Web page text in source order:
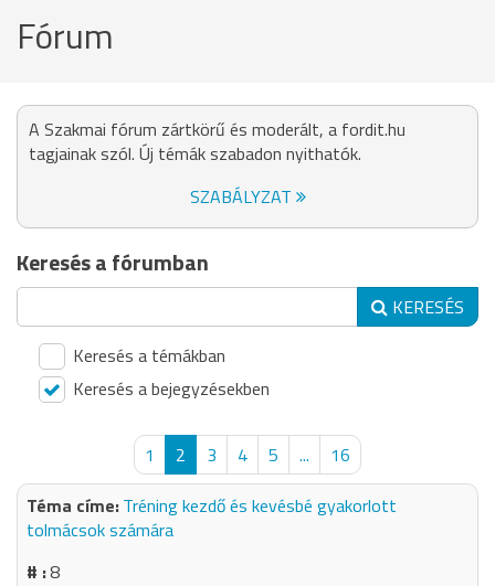
Fórum
A Szakmai fórum zártkörű és moderált, a fordit.hu
tagjainak szól. Új témák szabadon nyithatók.
SZABÁLYZAT
Keresés a fórumban
KERESÉS
Keresés a témákban
Keresés a bejegyzésekben
1 2 3 4 5 ...
16
Tréning kezdő és kevésbé gyakorlott
tolmácsok számára
8